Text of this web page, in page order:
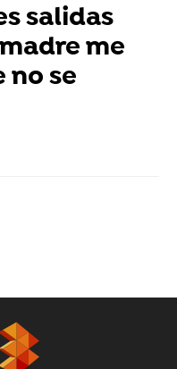
salidas
me
no se